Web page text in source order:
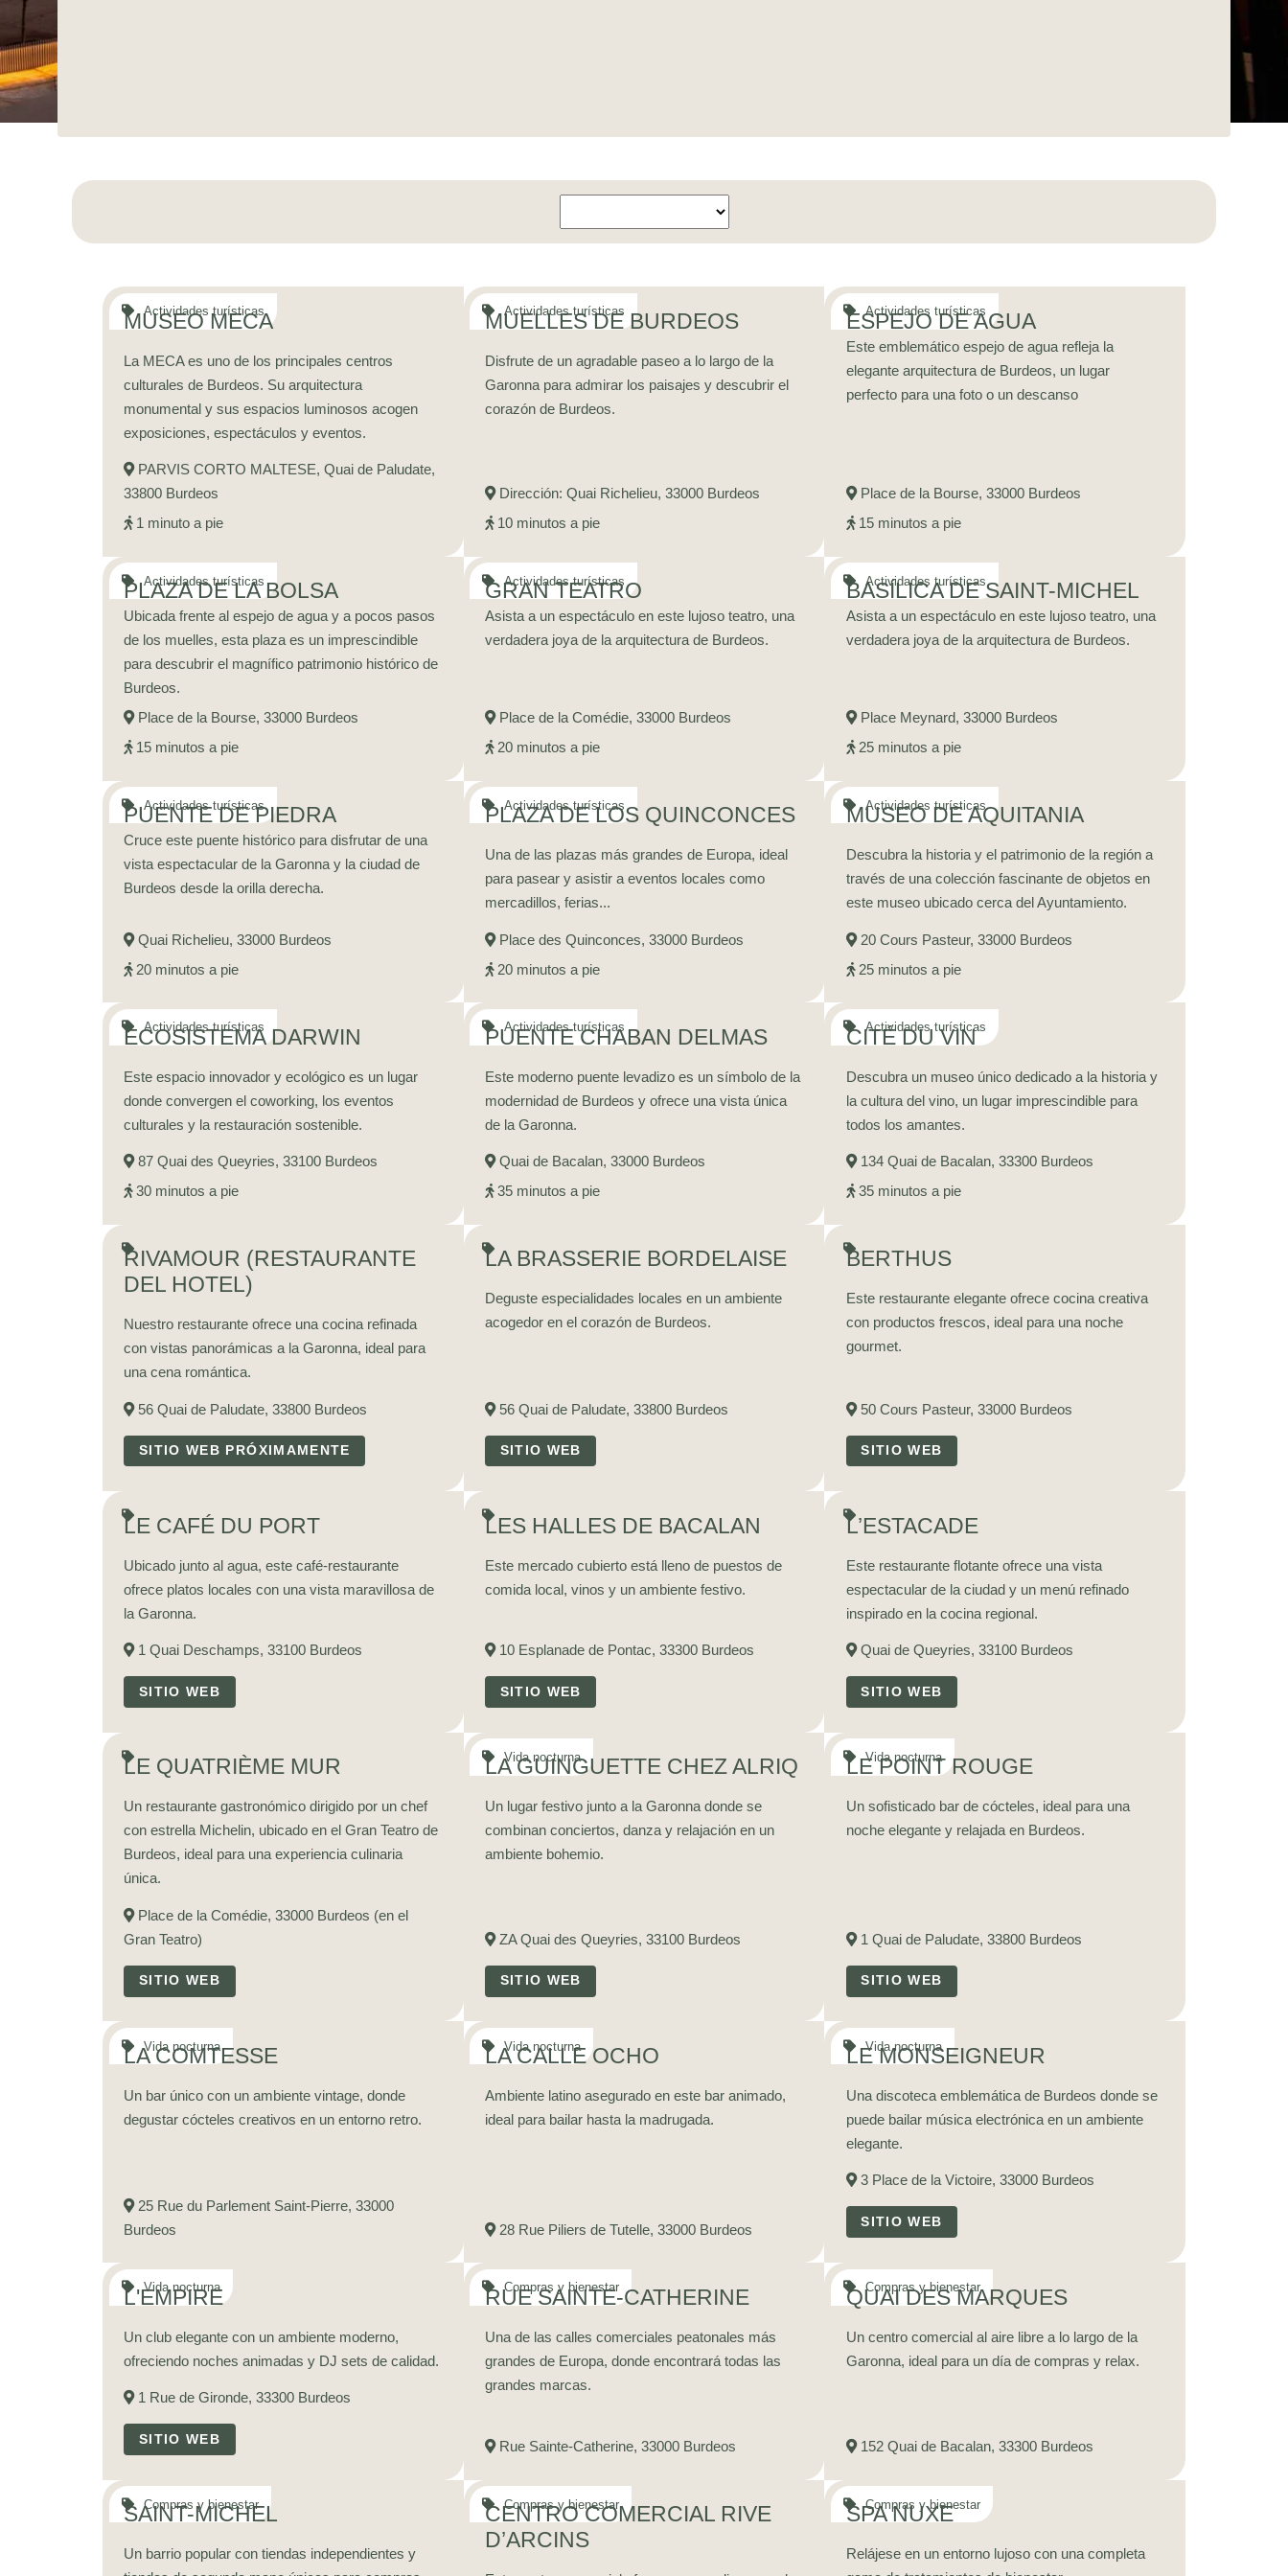
MUSEO MECA
PARVIS CORTO MALTESE, Quai de Paludate,
33800 Burdeos
1 minuto a pie
La MECA es uno de los principales centros
culturales de Burdeos. Su arquitectura
monumental y sus espacios luminosos acogen
exposiciones, espectáculos y eventos.
MUELLES DE BURDEOS
Dirección: Quai Richelieu, 33000 Burdeos
10 minutos a pie
Disfrute de un agradable paseo a lo largo de la
Garonna para admirar los paisajes y descubrir el
corazón de Burdeos.
ESPEJO DE AGUA
Place de la Bourse, 33000 Burdeos
15 minutos a pie
Este emblemático espejo de agua refleja la
elegante arquitectura de Burdeos, un lugar
perfecto para una foto o un descanso
PLAZA DE LA BOLSA
Place de la Bourse, 33000 Burdeos
15 minutos a pie
Ubicada frente al espejo de agua y a pocos pasos
de los muelles, esta plaza es un imprescindible
para descubrir el magnífico patrimonio histórico de
Burdeos.
GRAN TEATRO
Place de la Comédie, 33000 Burdeos
20 minutos a pie
Asista a un espectáculo en este lujoso teatro, una
verdadera joya de la arquitectura de Burdeos.
BASÍLICA DE SAINT-MICHEL
Place Meynard, 33000 Burdeos
25 minutos a pie
Asista a un espectáculo en este lujoso teatro, una
verdadera joya de la arquitectura de Burdeos.
PUENTE DE PIEDRA
Quai Richelieu, 33000 Burdeos
20 minutos a pie
Cruce este puente histórico para disfrutar de una
vista espectacular de la Garonna y la ciudad de
Burdeos desde la orilla derecha.
PLAZA DE LOS QUINCONCES
Place des Quinconces, 33000 Burdeos
20 minutos a pie
Una de las plazas más grandes de Europa, ideal
para pasear y asistir a eventos locales como
mercadillos, ferias...
MUSEO DE AQUITANIA
20 Cours Pasteur, 33000 Burdeos
25 minutos a pie
Descubra la historia y el patrimonio de la región a
través de una colección fascinante de objetos en
este museo ubicado cerca del Ayuntamiento.
ECOSISTEMA DARWIN
87 Quai des Queyries, 33100 Burdeos
30 minutos a pie
Este espacio innovador y ecológico es un lugar
donde convergen el coworking, los eventos
culturales y la restauración sostenible.
PUENTE CHABAN DELMAS
Quai de Bacalan, 33000 Burdeos
35 minutos a pie
Este moderno puente levadizo es un símbolo de la
modernidad de Burdeos y ofrece una vista única
de la Garonna.
CITÉ DU VIN
134 Quai de Bacalan, 33300 Burdeos
35 minutos a pie
Descubra un museo único dedicado a la historia y
la cultura del vino, un lugar imprescindible para
todos los amantes.
RIVAMOUR (RESTAURANTE
DEL HOTEL)
56 Quai de Paludate, 33800 Burdeos
Nuestro restaurante ofrece una cocina refinada
con vistas panorámicas a la Garonna, ideal para
una cena romántica.
SITIO WEB PRÓXIMAMENTE
LA BRASSERIE BORDELAISE
56 Quai de Paludate, 33800 Burdeos
Deguste especialidades locales en un ambiente
acogedor en el corazón de Burdeos.
SITIO WEB
BERTHUS
50 Cours Pasteur, 33000 Burdeos
Este restaurante elegante ofrece cocina creativa
con productos frescos, ideal para una noche
gourmet.
SITIO WEB
LE CAFÉ DU PORT
1 Quai Deschamps, 33100 Burdeos
Ubicado junto al agua, este café-restaurante
ofrece platos locales con una vista maravillosa de
la Garonna.
SITIO WEB
LES HALLES DE BACALAN
10 Esplanade de Pontac, 33300 Burdeos
Este mercado cubierto está lleno de puestos de
comida local, vinos y un ambiente festivo.
SITIO WEB
L’ESTACADE
Quai de Queyries, 33100 Burdeos
Este restaurante flotante ofrece una vista
espectacular de la ciudad y un menú refinado
inspirado en la cocina regional.
SITIO WEB
LE QUATRIÈME MUR
Place de la Comédie, 33000 Burdeos (en el
Gran Teatro)
Un restaurante gastronómico dirigido por un chef
con estrella Michelin, ubicado en el Gran Teatro de
Burdeos, ideal para una experiencia culinaria
única.
SITIO WEB
LA GUINGUETTE CHEZ ALRIQ
ZA Quai des Queyries, 33100 Burdeos
Un lugar festivo junto a la Garonna donde se
combinan conciertos, danza y relajación en un
ambiente bohemio.
SITIO WEB
LE POINT ROUGE
1 Quai de Paludate, 33800 Burdeos
Un sofisticado bar de cócteles, ideal para una
noche elegante y relajada en Burdeos.
SITIO WEB
LA COMTESSE
25 Rue du Parlement Saint-Pierre, 33000
Burdeos
Un bar único con un ambiente vintage, donde
degustar cócteles creativos en un entorno retro.
LA CALLE OCHO
28 Rue Piliers de Tutelle, 33000 Burdeos
Ambiente latino asegurado en este bar animado,
ideal para bailar hasta la madrugada.
LE MONSEIGNEUR
3 Place de la Victoire, 33000 Burdeos
Una discoteca emblemática de Burdeos donde se
puede bailar música electrónica en un ambiente
elegante.
SITIO WEB
L'EMPIRE
1 Rue de Gironde, 33300 Burdeos
Un club elegante con un ambiente moderno,
ofreciendo noches animadas y DJ sets de calidad.
SITIO WEB
RUE SAINTE-CATHERINE
Rue Sainte-Catherine, 33000 Burdeos
Una de las calles comerciales peatonales más
grandes de Europa, donde encontrará todas las
grandes marcas.
QUAI DES MARQUES
152 Quai de Bacalan, 33300 Burdeos
Un centro comercial al aire libre a lo largo de la
Garonna, ideal para un día de compras y relax.
SAINT-MICHEL
Un barrio popular con tiendas independientes y
CENTRO COMERCIAL RIVE
D’ARCINS
SPA NUXE
Relájese en un entorno lujoso con una completa
HABITACIONES
PRIVATIZACIÓN Y EVENTOS
RESTAURANTE
OFERTAS & PAQUETES
COMPROMISO
RESERVE AHORA